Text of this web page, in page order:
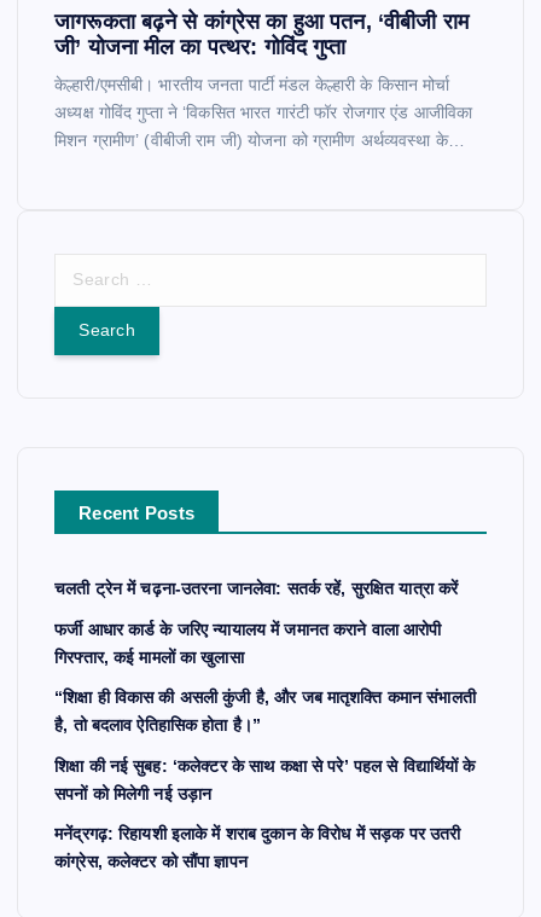
जागरूकता बढ़ने से कांग्रेस का हुआ पतन, ‘वीबीजी राम
जी’ योजना मील का पत्थर: गोविंद गुप्ता
केल्हारी/एमसीबी। भारतीय जनता पार्टी मंडल केल्हारी के किसान मोर्चा
अध्यक्ष गोविंद गुप्ता ने ‘विकसित भारत गारंटी फॉर रोजगार एंड आजीविका
मिशन ग्रामीण’ (वीबीजी राम जी) योजना को ग्रामीण अर्थव्यवस्था के…
r
Recent Posts
चलती ट्रेन में चढ़ना-उतरना जानलेवा: सतर्क रहें, सुरक्षित यात्रा करें
फर्जी आधार कार्ड के जरिए न्यायालय में जमानत कराने वाला आरोपी
गिरफ्तार, कई मामलों का खुलासा
“शिक्षा ही विकास की असली कुंजी है, और जब मातृशक्ति कमान संभालती
है, तो बदलाव ऐतिहासिक होता है।”
शिक्षा की नई सुबह: ‘कलेक्टर के साथ कक्षा से परे’ पहल से विद्यार्थियों के
सपनों को मिलेगी नई उड़ान
मनेंद्रगढ़: रिहायशी इलाके में शराब दुकान के विरोध में सड़क पर उतरी
कांग्रेस, कलेक्टर को सौंपा ज्ञापन